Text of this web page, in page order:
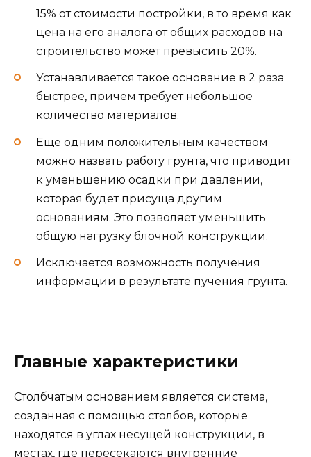
15% от стоимости постройки, в то время как
цена на его аналога от общих расходов на
строительство может превысить 20%.
Устанавливается такое основание в 2 раза
быстрее, причем требует небольшое
количество материалов.
Еще одним положительным качеством
можно назвать работу грунта, что приводит
к уменьшению осадки при давлении,
которая будет присуща другим
основаниям. Это позволяет уменьшить
общую нагрузку блочной конструкции.
Исключается возможность получения
информации в результате пучения грунта.
Главные характеристики
Столбчатым основанием является система,
созданная с помощью столбов, которые
находятся в углах несущей конструкции, в
местах, где пересекаются внутренние